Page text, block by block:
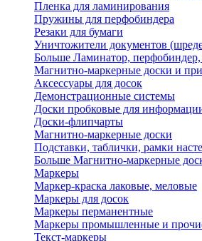
Пленка для ламинирования
Пружины для перфобиндера
Резаки для бумаги
Уничтожители документов
Больше Ламинатор,
Магнитно-маркерные доски и
Аксессуары для досок
Демонстрационные системы
Доски пробковые для
Доски-флипчарты
Магнитно-маркерные доски
Подставки, таблички, рамки
Больше Магнитно-маркерные
Маркеры
Маркер-краска лаковые, меловые
Маркеры для досок
Маркеры перманентные
Маркеры промышленные и
Текст-маркеры